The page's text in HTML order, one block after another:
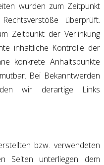
wurden zum Zeitpunkt
überprüft.
Zeitpunkt der Verlinkung
inhaltliche Kontrolle der
konkrete Anhaltspunkte
Bei Bekanntwerden
wir derartige Links
bzw. verwendeten
Seiten unterliegen dem